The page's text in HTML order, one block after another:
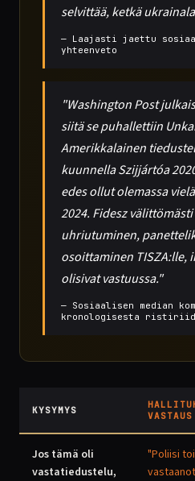
selvittää, ketkä
— Laajasti jaettu
yhteenveto
"Washington Post
siitä se puhallettiin
Amerikkalainen
kuunnella Szijjártóa
edes ollut olemassa
2024. Fidesz
uhriutuminen,
osoittaminen TISZA:lle,
olisivat vastuussa."
— Sosiaalisen median
kronologisesta
KYSYMYS
VASTAUS
Jos tämä oli
vastatiedustelu,
"Poliisi